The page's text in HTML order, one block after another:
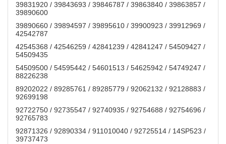
39831920 / 39843693 / 39846787 / 39863840 / 39863857 /
39890600
39890660 / 39894597 / 39895610 / 39900923 / 39912969 /
42542787
42545368 / 42546259 / 42841239 / 42841247 / 54509427 /
54509435
54509500 / 54595442 / 54601513 / 54625942 / 54749247 /
88226238
89202022 / 89285761 / 89285779 / 92062132 / 92128883 /
92699198
92722750 / 92735547 / 92740935 / 92754688 / 92754696 /
92765783
92871326 / 92890334 / 911010040 / 92725514 / 14SP523 /
39737473